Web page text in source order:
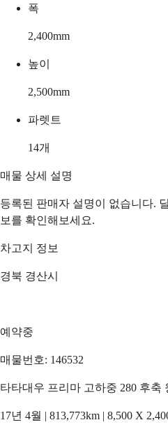
폭
2,400mm
높이
2,500mm
파렛트
14개
매물 상세 설명
등록된 판매자 설명이 없습니다.
보를 확인해보세요.
차고지 정보
경북 경산시
예약중
매물번호: 146532
타타대우 프리마 고하중 280 후축
17년 4월 | 813,773km | 8,500 X